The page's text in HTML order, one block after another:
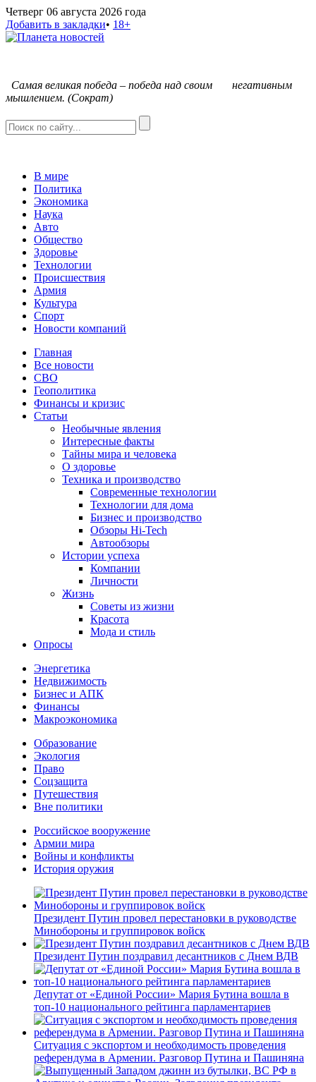
Четверг 06 августа 2026 года
Добавить в закладки• 18+
Самая великая победа – победа над своим негативным
мышлением. (Сократ)
В мире
Политика
Экономика
Наука
Авто
Общество
Здоровье
Технологии
Происшествия
Армия
Культура
Спорт
Новости компаний
Главная
Все новости
СВО
Геополитика
Финансы и кризис
Статьи
Необычные явления
Интересные факты
Тайны мира и человека
О здоровье
Техника и производство
Современные технологии
Технологии для дома
Бизнес и производство
Обзоры Hi-Tech
Автообзоры
Истории успеха
Компании
Личности
Жизнь
Советы из жизни
Красота
Мода и стиль
Опросы
Энергетика
Недвижимость
Бизнес и АПК
Финансы
Макроэкономика
Образование
Экология
Право
Соцзащита
Путешествия
Вне политики
Российское вооружение
Армии мира
Войны и конфликты
История оружия
Президент Путин провел перестановки в руководстве
Минобороны и группировок войск
Президент Путин поздравил десантников с Днем ВДВ
Депутат от «Единой России» Мария Бутина вошла в
топ-10 национального рейтинга парламентариев
Ситуация с экспортом и необходимость проведения
референдума в Армении. Разговор Путина и Пашиняна